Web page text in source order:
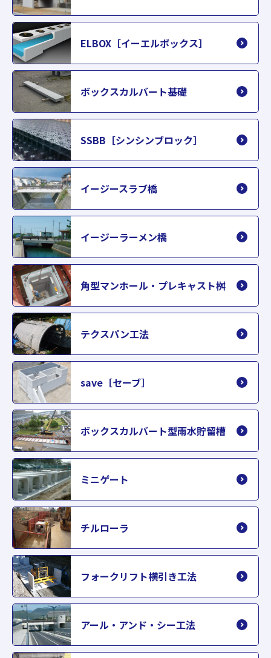
ELBOX［イーエルボックス］
ボックスカルバート基礎
SSBB［シンシンブロック］
イージースラブ橋
イージーラーメン橋
角型マンホール・プレキャスト桝
テクスパン工法
save［セーブ］
ボックスカルバート型雨水貯留槽
ミニゲート
チルローラ
フォークリフト横引き工法
アール・アンド・シー工法